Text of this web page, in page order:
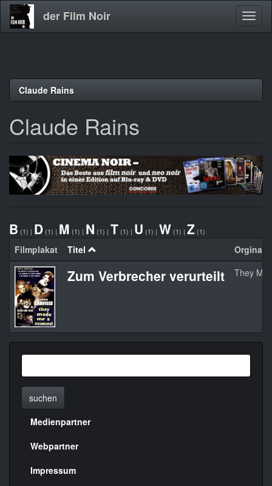
Direkt
der Film Noir
Claude Rains
Claude Rains
B (1) | D (1) | M (1) | N (1) | T (1) | U (1) | W (1) | Z (1)
Filmplakat Titel
Zum Verbrecher verurteilt They
suchen
Menülinks
rechte
Seite
Medienpartner
Webpartner
Impressum